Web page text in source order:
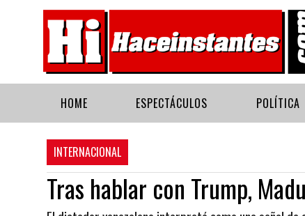
HOME ESPECTÁCULOS POLÍTICA
INTERNACIONAL
Tras hablar con Trump,